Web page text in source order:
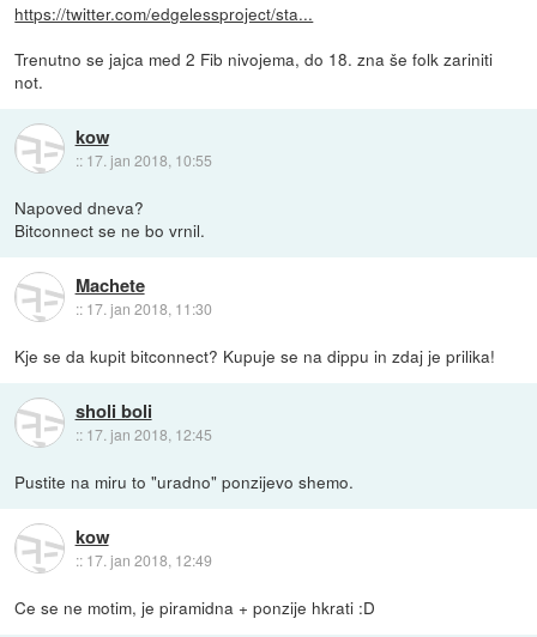
https://twitter.com/edgelessproject/sta...
Trenutno se jajca med 2 Fib nivojema, do 18. zna še folk zariniti
not.
kow
:: 17. jan 2018, 10:55
Napoved dneva?
Bitconnect se ne bo vrnil.
Machete
:: 17. jan 2018, 11:30
Kje se da kupit bitconnect? Kupuje se na dippu in zdaj je prilika!
sholi boli
:: 17. jan 2018, 12:45
Pustite na miru to "uradno" ponzijevo shemo.
kow
:: 17. jan 2018, 12:49
Ce se ne motim, je piramidna + ponzije hkrati :D